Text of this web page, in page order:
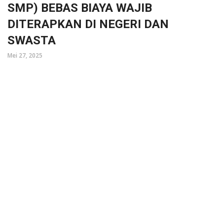
SMP) BEBAS BIAYA WAJIB
DITERAPKAN DI NEGERI DAN
SWASTA
Mei 27, 2025